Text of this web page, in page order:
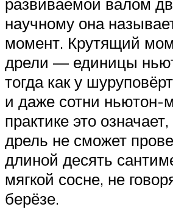
научному она
момент. Крутящий
дрели — единицы
тогда как у
и даже сотни ньютон-
практике это
дрель не сможет
длиной десять
мягкой сосне, не
берёзе.